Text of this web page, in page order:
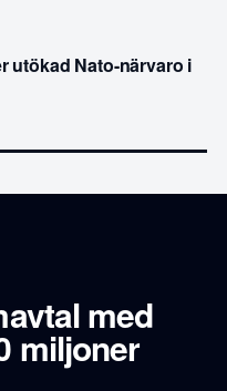
utökad Nato-närvaro i
med
miljoner